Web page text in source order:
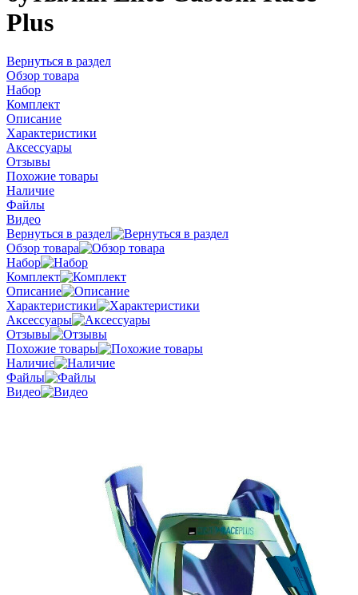
Plus
Вернуться в раздел
Обзор товара
Набор
Комплект
Описание
Характеристики
Аксессуары
Отзывы
Похожие товары
Наличие
Файлы
Видео
Вернуться в раздел
Обзор товара
Набор
Комплект
Описание
Характеристики
Аксессуары
Отзывы
Похожие товары
Наличие
Файлы
Видео